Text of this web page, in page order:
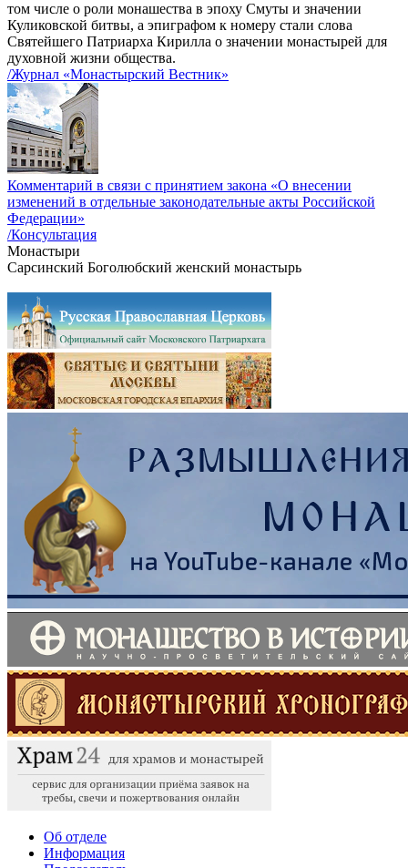
том числе о роли монашества в эпоху Смуты и значении
Куликовской битвы, а эпиграфом к номеру стали слова
Святейшего Патриарха Кирилла о значении монастырей для
духовной жизни общества.
/Журнал «Монастырский Вестник»
Комментарий в связи с принятием закона «О внесении
изменений в отдельные законодательные акты Российской
Федерации»
/Консультация
Монастыри
Сарсинский Боголюбский женский монастырь
Об отделе
Информация